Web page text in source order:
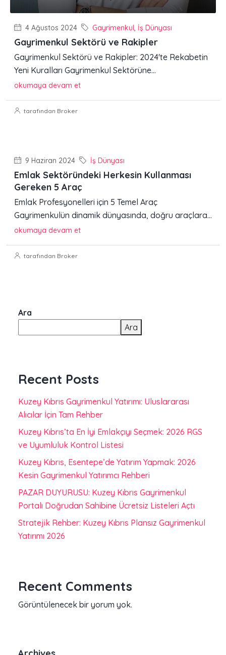
4 Ağustos 2024 Gayrimenkul, İş Dünyası
Gayrimenkul Sektörü ve Rakipler
Gayrimenkul Sektörü ve Rakipler: 2024'te Rekabetin
Yeni Kuralları Gayrimenkul Sektörüne...
okumaya devam et
tarafından Broker
9 Haziran 2024 İş Dünyası
Emlak Sektöründeki Herkesin Kullanması
Gereken 5 Araç
Emlak Profesyonelleri için 5 Temel Araç
Gayrimenkulün dinamik dünyasında, doğru araçlara...
okumaya devam et
tarafından Broker
Ara
Ara
Recent Posts
Kuzey Kıbrıs Gayrimenkul Yatırımı: Uluslararası
Alıcılar İçin Tam Rehber
Kuzey Kıbrıs’ta En İyi Emlakçıyı Seçmek: 2026 RGS
ve Uyumluluk Kontrol Listesi
Kuzey Kıbrıs, Esentepe’de Yatırım Yapmak: 2026
Kesin Gayrimenkul Yatırımcı Rehberi
PAZAR DUYURUSU: Kuzey Kıbrıs Gayrimenkul
Portalı Doğrudan Sahibine Ücretsiz Listeleri Açtı
Stratejik Rehber: Kuzey Kıbrıs Plansız Gayrimenkul
Yatırımı 2026
Recent Comments
Görüntülenecek bir yorum yok.